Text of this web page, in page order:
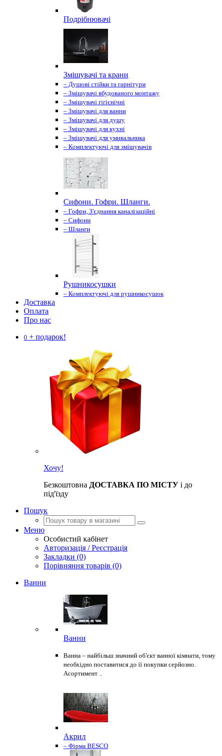
Подрібнювачі
Змішувачі та крани
– Душові стійки та гарнітури
– Змішувачі вбудованого монтажу
– Змішувачі гігієнічні
– Змішувачі для ванни
– Змішувачі для душу
– Змішувачі для кухні
– Змішувачі для умивальника
– Комплектуючі для змішувачів
Сифони. Гофри. Шланги.
– Гофри, З'єднання каналізаційні
– Сифони
– Шланги
Рушникосушки
– Комплектуючі для рушникосушок
Доставка
Оплата
Про нас
0 + подарок!
Хочу!
Безкоштовна ДОСТАВКА ПО МІСТУ і до
під'їзду
Пошук
Меню
Особистий кабінет
Авторизація / Реєстрація
Закладки (0)
Порівняння товарів (0)
Ванни
Ванни
Ванна – найбільш значний об'єкт ванної кімнати, тому
необхідно поставитися до її покупки серйозно.
Асортимент ..
Акрил
– Фірма BESCO